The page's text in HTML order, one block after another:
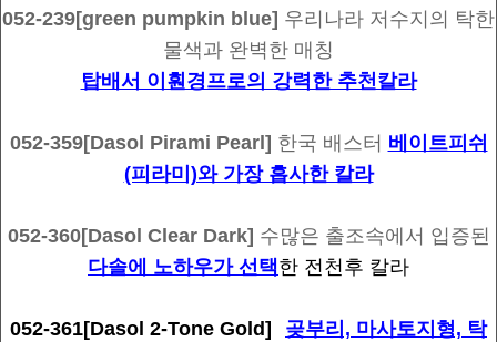
052-239[green pumpkin blue] 우리나라 저수지의 탁한
물색과 완벽한 매칭
탑배서 이훤경프로의 강력한 추천칼라
052-359[Dasol Pirami Pearl] 한국 배스터 베이트피쉬
(피라미)와 가장 흡사한 칼라
052-360[Dasol Clear Dark] 수많은 출조속에서 입증된
다솔에 노하우가 선택한 전천후 칼라
052-361[Dasol 2-Tone Gold]
곶부리, 마사토지형, 탁